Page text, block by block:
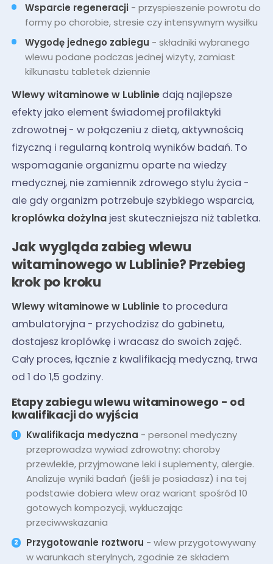
Wsparcie regeneracji - przyspieszenie powrotu do
formy po chorobie, stresie czy intensywnym wysiłku
Wygodę jednego zabiegu - składniki wybranego
wlewu podane podczas jednej wizyty, zamiast
kilkunastu tabletek dziennie
Wlewy witaminowe w Lubliniedają najlepsze
efekty jako element świadomej profilaktyki
zdrowotnej - w połączeniu z dietą, aktywnością
fizyczną i regularną kontrolą wyników badań. To
wspomaganie organizmu oparte na wiedzy
medycznej, nie zamiennik zdrowego stylu życia -
ale gdy organizm potrzebuje szybkiego wsparcia,
kroplówka dożylnajest skuteczniejsza niż tabletka.
Jak wygląda zabieg wlewu
witaminowego w Lublinie? Przebieg
krok po kroku
Wlewy witaminowe w Lublinieto procedura
ambulatoryjna - przychodzisz do gabinetu,
dostajesz kroplówkę i wracasz do swoich zajęć.
Cały proces, łącznie z kwalifikacją medyczną, trwa
od 1 do 1,5 godziny.
Etapy zabiegu wlewu witaminowego - od
kwalifikacji do wyjścia
Kwalifikacja medyczna - personel medyczny
przeprowadza wywiad zdrowotny: choroby
przewlekłe, przyjmowane leki i suplementy, alergie.
Analizuje wyniki badań (jeśli je posiadasz) i na tej
podstawie dobiera wlew oraz wariant spośród 10
gotowych kompozycji, wykluczając
przeciwwskazania
Przygotowanie roztworu - wlew przygotowywany
w warunkach sterylnych, zgodnie ze składem